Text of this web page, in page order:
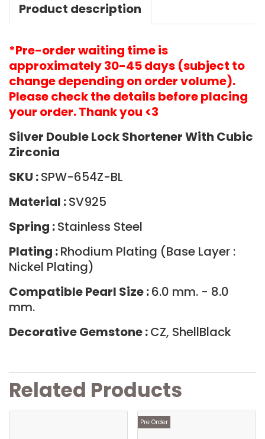
Product description
*Pre-order waiting time is
approximately 30-45 days (subject to
change depending on order volume).
Please check the details before placing
your order. Thank you <3
Silver Double Lock Shortener With Cubic
Zirconia
SKU :SPW-654Z-BL
Material :SV925
Spring :Stainless Steel
Plating :Rhodium Plating (Base Layer :
Nickel Plating)
Compatible Pearl Size :6.0 mm. - 8.0
mm.
Decorative Gemstone :CZ, ShellBlack
Related Products
Pre Order